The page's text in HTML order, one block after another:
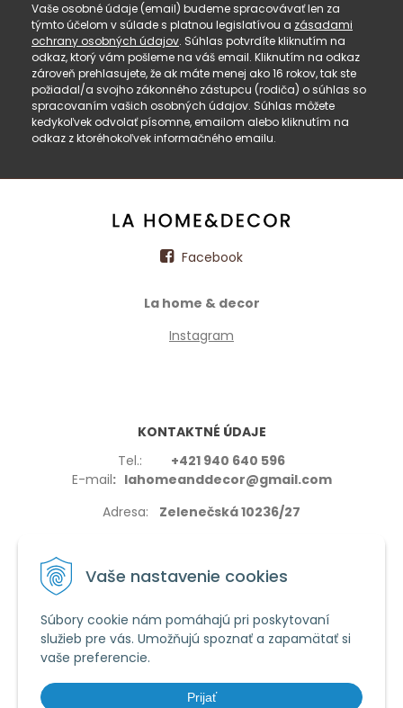
Vaše nastavenie cookies
Súbory cookie nám pomáhajú pri poskytovaní
služieb pre vás. Umožňujú spoznať a zapamätať si
vaše preferencie.
Prijať
Vaše osobné údaje (email) budeme spracovávať len za
týmto účelom v súlade s platnou legislatívou a zásadami
ochrany osobných údajov. Súhlas potvrdíte kliknutím na
odkaz, ktorý vám pošleme na váš email. Kliknutím na odkaz
zároveň prehlasujete, že ak máte menej ako 16 rokov, tak ste
požiadal/a svojho zákonného zástupcu (rodiča) o súhlas so
spracovaním vašich osobných údajov. Súhlas môžete
kedykoľvek odvolať písomne, emailom alebo kliknutím na
odkaz z ktoréhokoľvek informačného emailu.
Facebook
La home & decor
Instagram
KONTAKTNÉ ÚDAJE
Tel.: +421 940 640 596
E-mail: lahomeanddecor@gmail.com
Adresa: Zelenečská 10236/27
VŠETKO O NÁKUPE
Používanie cookies